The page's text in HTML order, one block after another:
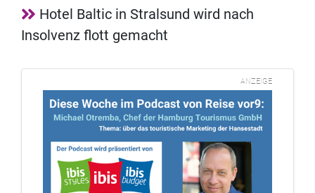
Hotel Baltic in Stralsund wird nach
Insolvenz flott gemacht
ANZEIGE